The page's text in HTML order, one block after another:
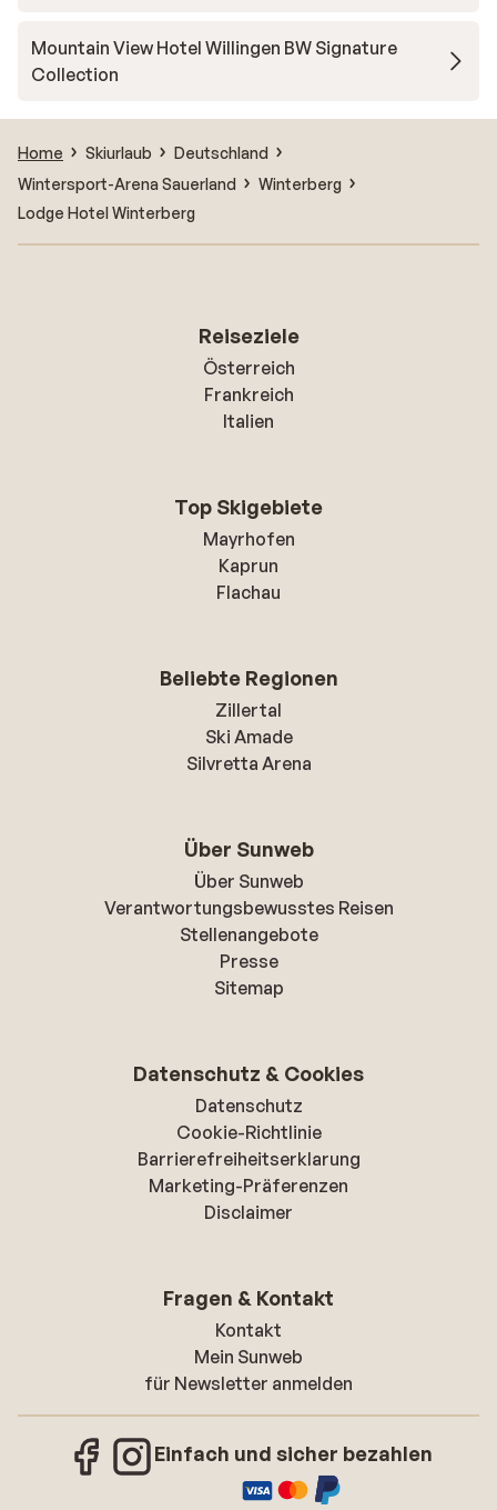
Mountain View Hotel Willingen BW Signature
Collection
Home Skiurlaub
Deutschland
Wintersport-Arena Sauerland
Winterberg
Lodge Hotel Winterberg
Reiseziele
Österreich
Frankreich
Italien
Top Skigebiete
Mayrhofen
Kaprun
Flachau
Beliebte Regionen
Zillertal
Ski Amade
Silvretta Arena
Über Sunweb
Über Sunweb
Verantwortungsbewusstes Reisen
Stellenangebote
Presse
Sitemap
Datenschutz & Cookies
Datenschutz
Cookie-Richtlinie
Barrierefreiheitserklarung
Marketing-Präferenzen
Disclaimer
Fragen & Kontakt
Kontakt
Mein Sunweb
für Newsletter anmelden
Einfach und sicher bezahlen